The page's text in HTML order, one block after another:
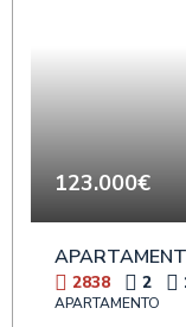
123.000€
2838 2
APARTAMENTO